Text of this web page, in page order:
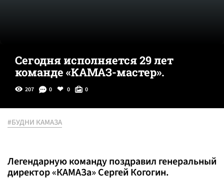
Сегодня исполняется 29 лет
команде «КАМАЗ-мастер».
207 0 0 0
#БУДНИ КАМАЗА
Легендарную команду поздравил генеральный
директор «КАМАЗа» Сергей Когогин.